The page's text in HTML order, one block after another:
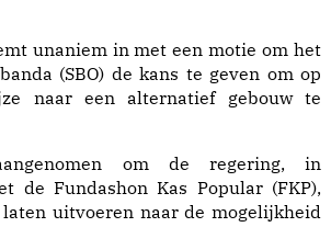
unaniem in met een motie om het
(SBO) de kans te geven om op
naar een alternatief gebouw te
om de regering, in
de Fundashon Kas Popular (FKP),
uitvoeren naar de mogelijkheid